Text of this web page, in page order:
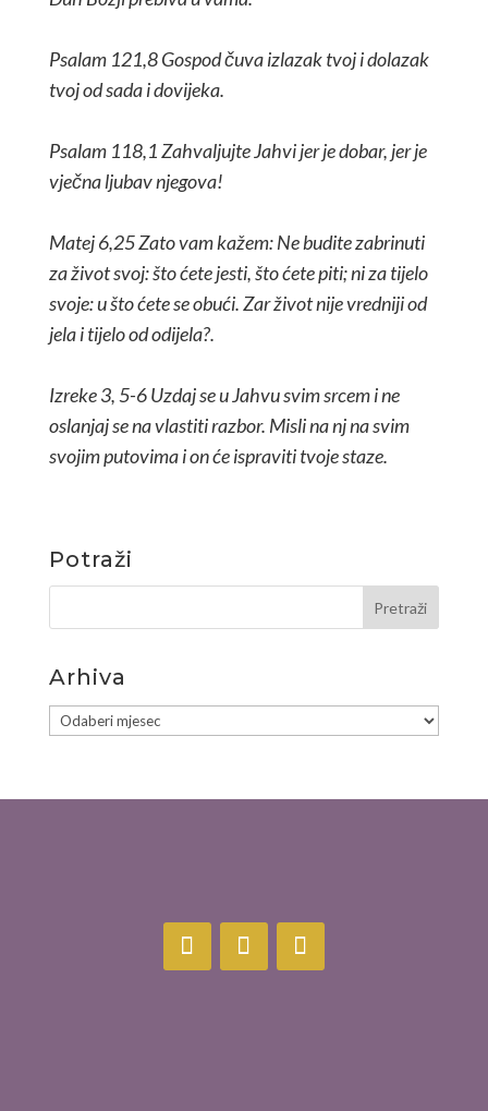
Psalam 121,8 Gospod čuva izlazak tvoj i dolazak
tvoj od sada i dovijeka.
Psalam 118,1 Zahvaljujte Jahvi jer je dobar, jer je
vječna ljubav njegova!
Matej 6,25 Zato vam kažem: Ne budite zabrinuti
za život svoj: što ćete jesti, što ćete piti; ni za tijelo
svoje: u što ćete se obući. Zar život nije vredniji od
jela i tijelo od odijela?.
Izreke 3, 5-6 Uzdaj se u Jahvu svim srcem i ne
oslanjaj se na vlastiti razbor. Misli na nj na svim
svojim putovima i on će ispraviti tvoje staze.
Potraži
Arhiva
Arhiva